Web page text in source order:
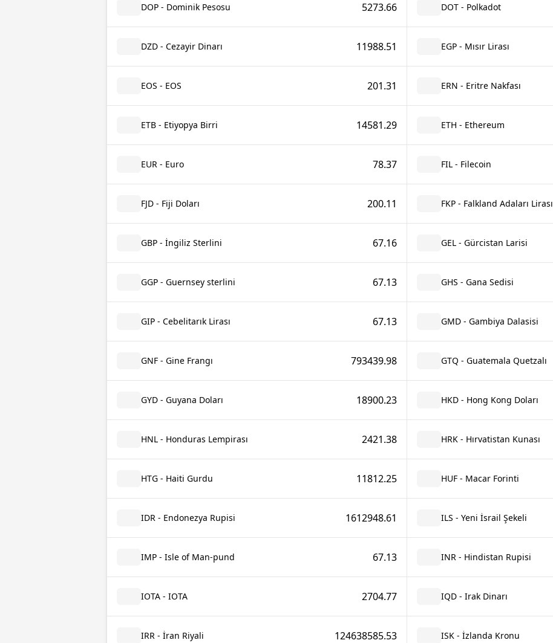
DOP - Dominik Pesosu 5273.66 DOT - Polkadot
DZD - Cezayir Dinarı 11988.51 EGP - Mısır Lirası
EOS - EOS 201.31 ERN - Eritre Nakfası
ETB - Etiyopya Birri 14581.29 ETH - Ethereum
EUR - Euro 78.37 FIL - Filecoin
FJD - Fiji Doları 200.11 FKP - Falkland Adaları Lirası
GBP - İngiliz Sterlini 67.16 GEL - Gürcistan Larisi
GGP - Guernsey sterlini 67.13 GHS - Gana Sedisi
GIP - Cebelitarık Lirası 67.13 GMD - Gambiya Dalasisi
GNF - Gine Frangı 793439.98 GTQ - Guatemala Quetzalı
GYD - Guyana Doları 18900.23 HKD - Hong Kong Doları
HNL - Honduras Lempirası 2421.38 HRK - Hırvatistan Kunası
HTG - Haiti Gurdu 11812.25 HUF - Macar Forinti
IDR - Endonezya Rupisi 1612948.61 ILS - Yeni İsrail Şekeli
IMP - Isle of Man-pund 67.13 INR - Hindistan Rupisi
IOTA - IOTA 2704.77 IQD - Irak Dinarı
IRR - İran Riyali 124638585.53 ISK - İzlanda Kronu